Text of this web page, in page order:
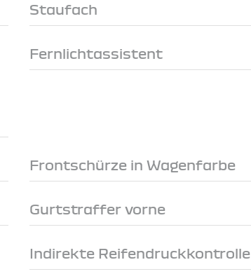
Staufach
Fernlichtassistent
Frontschürze in Wagenfarbe
Gurtstraffer vorne
Indirekte Reifendruckkontrolle